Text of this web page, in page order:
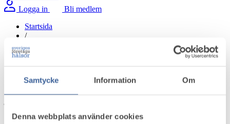
Samtycke Information Om
Denna webbplats använder cookies
Logga in
Bli medlem
Startsida
/
/
Så kan ni förebygga skadligt bruk på
jobbet